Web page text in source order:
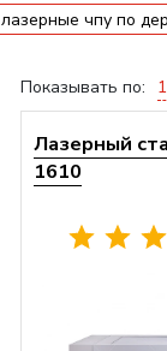
лазерные чпу по
Показывать по:
Лазерный
1610